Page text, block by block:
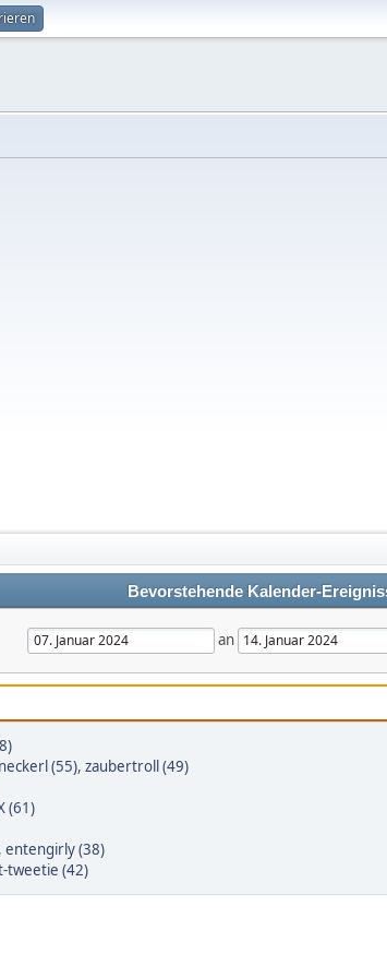
Bevorstehende Kalender-
an
(55), zaubertroll (49)
(61)
, entengirly (38)
tweetie (42)